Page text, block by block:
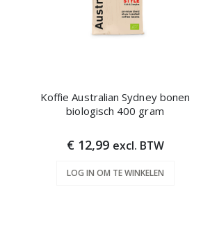
Koffie Australian Sydney bonen
biologisch 400 gram
€ 12,99 excl. BTW
LOG IN OM TE WINKELEN